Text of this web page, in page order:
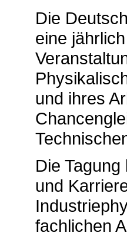
Die
eine
und ihres
Die
und
fachlichen